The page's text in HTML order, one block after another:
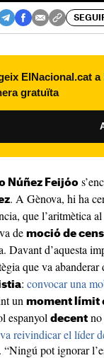
ElNacional.cat
gratuïta
Núñez Feijóo
. A Gènova, hi ha
que l’aritmètica al
de moció de
Davant d’aquesta
que va
: convocar una
un moment límit
espanyol decent
va reivindicar el líder
“Ningú pot ignorar